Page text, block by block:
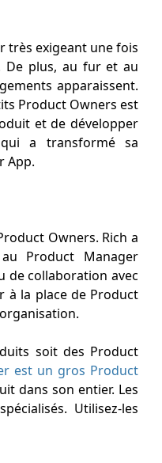
très exigeant une fois
De plus, au fur et au
apparaissent.
Product Owners est
et de développer
a transformé sa
App.
Owners. Rich a
Product Manager
de collaboration avec
à la place de Product
soit des Product
est un gros Product
dans son entier. Les
Utilisez-les